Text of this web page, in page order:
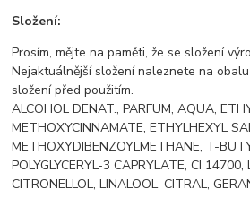
Složení:
Prosím, mějte na paměti, že se složení
Nejaktuálnější složení naleznete na
složení před použitím.
ALCOHOL DENAT., PARFUM, AQUA,
METHOXYCINNAMATE, ETHYLHEXYL
METHOXYDIBENZOYLMETHANE, T-
POLYGLYCERYL-3 CAPRYLATE, CI 14700,
CITRONELLOL, LINALOOL, CITRAL,